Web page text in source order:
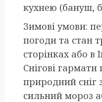
кухнею (бануш,
Зимові умови:
погоди та стан
сторінках або в
Снігові
природний сніг
сильний мороз